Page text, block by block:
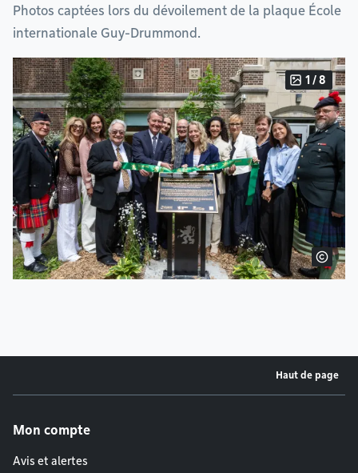
Photos captées lors du dévoilement de la plaque École
internationale Guy-Drummond.
1 / 8
Haut de page
Mon compte
Avis et alertes